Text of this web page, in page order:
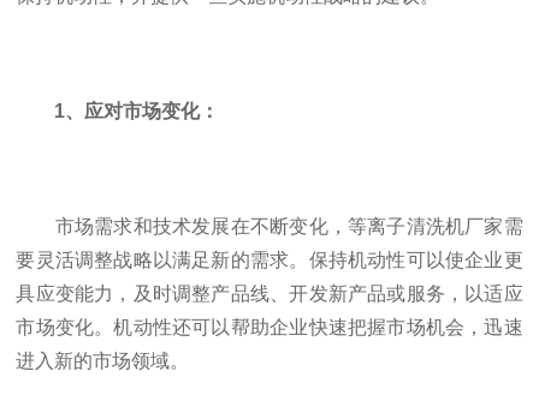
1、应对市场变化：
市场需求和技术发展在不断变化，等离子清洗机厂家需
要灵活调整战略以满足新的需求。保持机动性可以使企业更
具应变能力，及时调整产品线、开发新产品或服务，以适应
市场变化。机动性还可以帮助企业快速把握市场机会，迅速
进入新的市场领域。